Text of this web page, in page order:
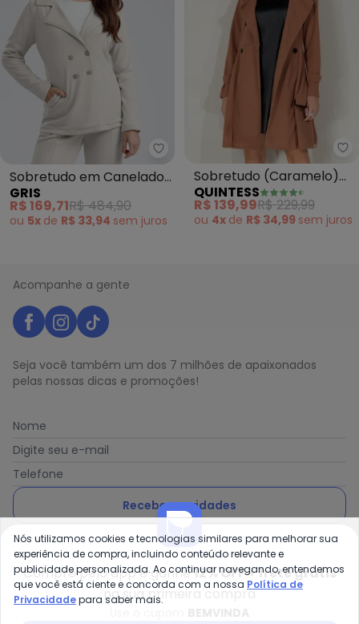
Sobretudo em Canelado
Aveludado (Cinza Claro)
GRIS
R$ 169,71R$ 484,90
ou 5x de R$ 33,94 sem juros
Sobretudo (Caramelo)
com Faixa
QUINTESS
R$ 139,99R$ 229,99
ou 4x de R$ 34,99 sem juros
Acompanhe a gente
Seja você também um dos 7 milhões de apaixonados
pelas nossas dicas e promoções!
Nome
Digite seu e-mail
Telefone
Receber novidades
Ao enviar o cadastro, você concorda com a nossa Política
de Privacidade
Compre pelo app e ganhe12% OFF + frete grátis
na sua primeira compra
Nós utilizamos cookies e tecnologias similares para melhorar sua
experiência de compra, incluindo conteúdo relevante e
publicidade personalizada. Ao continuar navegando, entendemos
que você está ciente e concorda com a nossa Política de
Privacidadepara saber mais.